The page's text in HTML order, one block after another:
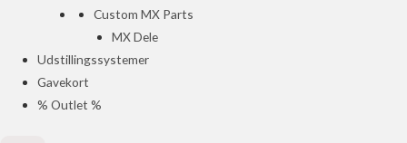
Custom MX Parts
MX Dele
Udstillingssystemer
Gavekort
% Outlet %